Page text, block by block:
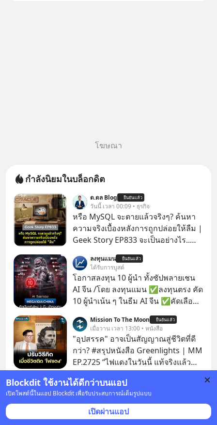
Blockdit ใช้งานได้ดีกว่าบนแอป
เปิดโพสต์นี้ในแอป Blockdit เพื่อรับประสบการณ์เต็มรูปแบบ
เปิดผ่านแอป
โฆษณา
กำลังนิยมในบล็อกดิต
ด.ดล Blog ยืนยันแล้ว
วันนี้ เวลา 00:09 • ธุรกิจ
หรือ MySQL จะตายแล้วจริงๆ? ค้นหา
ความจริงเบื้องหลังการถูกปล่อยให้ลืม |
Geek Story EP833 จะเป็นอย่างไร..
กว่าครึ่งโลก ถูกมหาเศรษฐีคู่แข่งทุ่มเงิน
ซื้อกิจการไป? นี่คือเรื่องจริงของ
MySQL ฐานข้อมูลระดับตำนานที่
โปรแกรมเมอร์คนหนึ่งใช้เวลา 27 ปี
ปลุกปั้นและตั้งชื่อตามลูกสาวของตัวเอง
เมื่อรู้ว่าผลงานชิ้นเอกกำลังจะตกไปอยู่
ในมือของอาณาจักรที่จ้องจะทำลายมัน
เขาถึงขั้นต้องเขียนจดหมายเปิดผนึก
ขอร้องคนทั้งอินเทอร์เน็ตให้ช่วยหยุดยั้ง
ดีลนี้! เกิดอะไรขึ้นหลังจากการควบรวม
กิจการครั้งประวัติศาสตร์? ยักษ์ใหญ่
ตั้งใจซื้อไปพัฒนาต่อ หรือแค่ซื้อไป “ฆ่า”
ให้พ้นทางกันแน่? และทำไมจุดจบของ
เรื่องนี้ ถึงเป็นการฆาตกรรมแบบสโลว์
ลงทุนแมน ยืนยันแล้ว
ได้รับการบูสต์
โอกาสลงทุน 10 ผู้นำ ทั้งซัปพลายเชน
AI จีน /โดย ลงทุนแมน ✅ลงทุนตรง คัด
10 ผู้นำเน้น ๆ ในธีม AI จีน ✅คัดเลือก
เจ้าของผู้นำ AI จีน ตั้งแต่โรงงานผลิตชิป
หน่วยความจำ โมเดล AI ยันหุ่นยนต์
✅ได้การรับยกเว้นภาษี Capital Gain
ตามกฎหมายภาษีของประเทศไทย
Mission To The Moon ยืนยันแล้ว
เมื่อวาน เวลา 13:00 • หนังสือ
"อุปสรรค" อาจเป็นสัญญาณสู่ชีวิตที่ดี
กว่า? #สรุปหนังสือ Greenlights | MM
EP.2725 “ไฟแดงในวันนี้ แท้จริงแล้ว
อาจเป็นสัญญาณไฟเขียวที่ยังไม่ถึงเวลา
เปลี่ยนสี” McConaughey ดาราดาวรุ่ง
ในยุคหนึ่ง เคยปฏิเสธเงินค่าตัวหนังรอม
คอมที่สูงถึง 14.5 ล้านดอลลาร์ (หรือ
ราว 500 ล้านบาท) เพียงเพราะเขาไม่
ลงทุนแมน ยืนยันแล้ว
6 ชั่วโมงที่แล้ว • หุ้น & เศรษฐกิจ
การศึกษาเหลื่อมล้ำ ปัญหาใหญ่ฉุด
เศรษฐกิจไทย 340,584 ล้านบาท คือ